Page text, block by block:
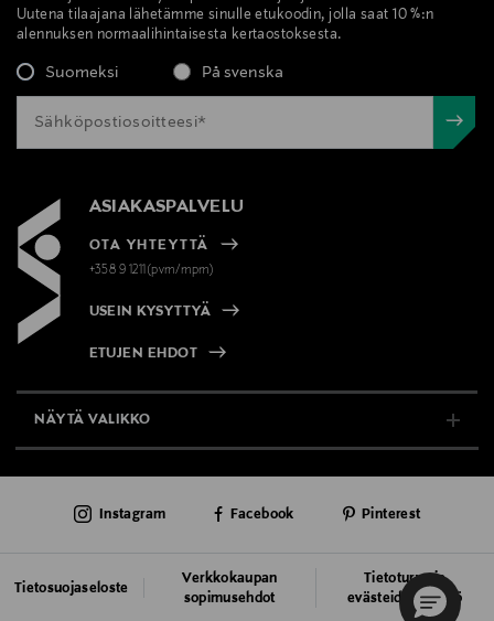
Uutena tilaajana lähetämme sinulle etukoodin, jolla saat 10 %:n
alennuksen normaalihintaisesta kertaostoksesta.
Suomeksi På svenska
ASIAKASPALVELU
OTA YHTEYTTÄ
+358 9 1211(pvm/mpm)
USEIN KYSYTTYÄ
ETUJEN EHDOT
NÄYTÄ VALIKKO
AJANKOHTAISTA
Tietosuojaseloste
Verkkokaupan
sopimusehdot
Tietoturva ja
evästeiden käyttö
Instagram Facebook Pinterest